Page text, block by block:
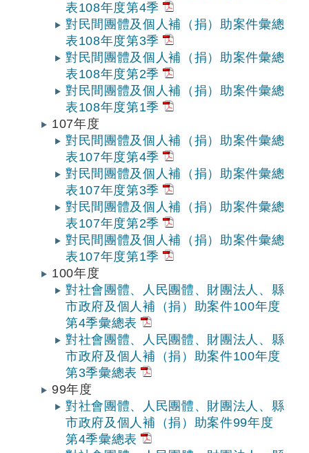
表108年度第4季
對民間團體及個人補（捐）助案件彙總
表108年度第3季
對民間團體及個人補（捐）助案件彙總
表108年度第2季
對民間團體及個人補（捐）助案件彙總
表108年度第1季
107年度
對民間團體及個人補（捐）助案件彙總
表107年度第4季
對民間團體及個人補（捐）助案件彙總
表107年度第3季
對民間團體及個人補（捐）助案件彙總
表107年度第2季
對民間團體及個人補（捐）助案件彙總
表107年度第1季
100年度
對社會團體、人民團體、財團法人、縣
市政府及個人補（捐）助案件100年度
第4季彙總表
對社會團體、人民團體、財團法人、縣
市政府及個人補（捐）助案件100年度
第3季彙總表
99年度
對社會團體、人民團體、財團法人、縣
市政府及個人補（捐）助案件99年度
第4季彙總表